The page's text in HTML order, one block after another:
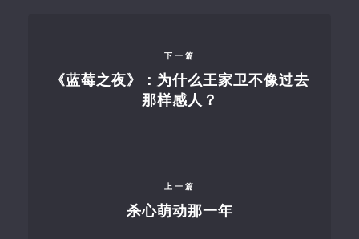
下一篇
《蓝莓之夜》：为什么王家卫不像过去
那样感人？
上一篇
杀心萌动那一年